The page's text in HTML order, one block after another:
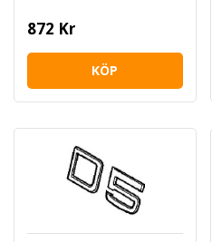
872 Kr
KÖP